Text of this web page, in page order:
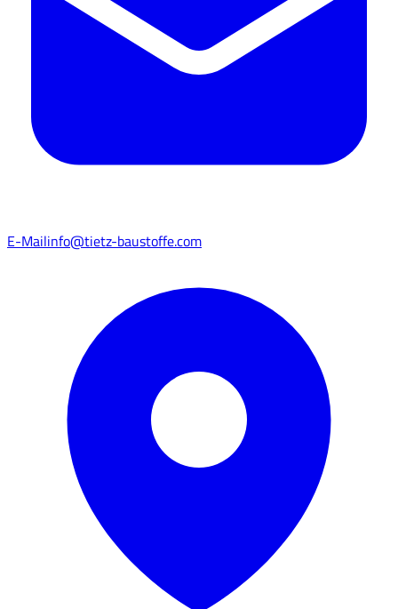
E-Mailinfo@tietz-baustoffe.com